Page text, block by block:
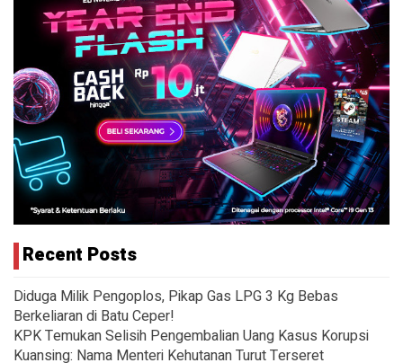
Recent Posts
Diduga Milik Pengoplos, Pikap Gas LPG 3 Kg Bebas
Berkeliaran di Batu Ceper!
KPK Temukan Selisih Pengembalian Uang Kasus Korupsi
Kuansing: Nama Menteri Kehutanan Turut Terseret